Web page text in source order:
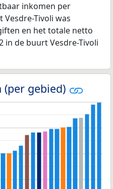
inkomen per
Tivoli was
en het totale netto
in de buurt Vesdre-Tivoli
gebied)